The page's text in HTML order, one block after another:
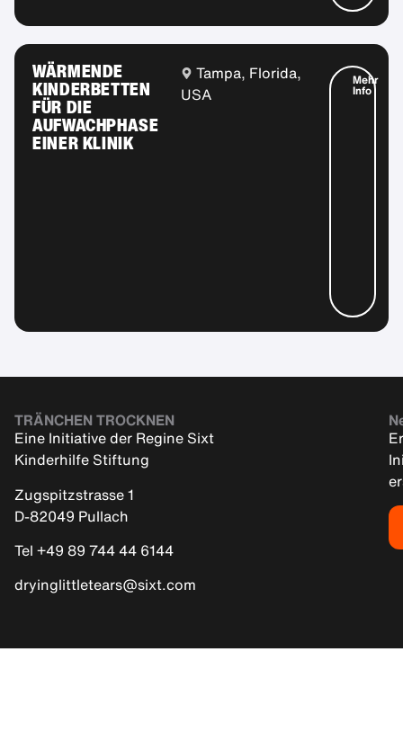
WÄRMENDE
KINDERBETTEN
FÜR DIE
AUFWACHPHASE
EINER KLINIK
Tampa, Florida,
USA
Mehr
Info
TRÄNCHEN TROCKNEN
Eine Initiative der Regine Sixt
Kinderhilfe Stiftung
Zugspitzstrasse 1
D-82049 Pullach
Tel +49 89 744 44 6144
dryinglittletears@sixt.com